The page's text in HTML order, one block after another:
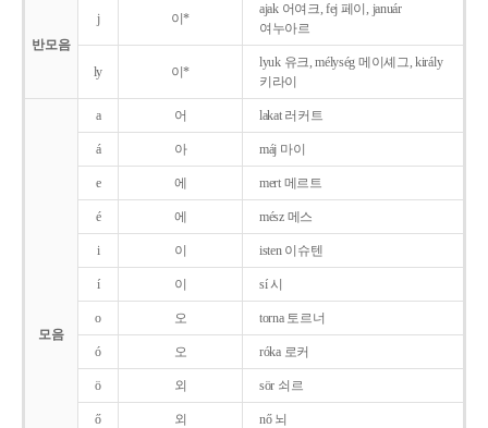
반모음
j 이*
ajak 어여크, fej 페이, január
여누아르
ly 이*
lyuk 유크, mélység 메이셰그, király
키라이
모음
a 어 lakat 러커트
á 아 máj 마이
e 에 mert 메르트
é 에 mész 메스
i 이 isten 이슈텐
í 이 sí 시
o 오 torna 토르너
ó 오 róka 로커
ö 외 sör 쇠르
ő 외 nő 뇌